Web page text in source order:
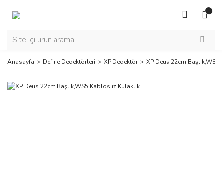
Anasayfa Define Dedektörleri XP Dedektör XP Deus 22cm